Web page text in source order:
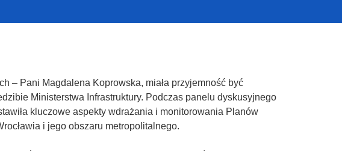
– Pani Magdalena Koprowska, miała przyjemność być
Ministerstwa Infrastruktury. Podczas panelu dyskusyjnego
kluczowe aspekty wdrażania i monitorowania Planów
i jego obszaru metropolitalnego.